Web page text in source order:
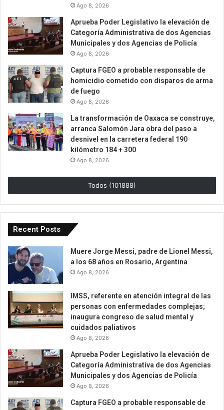
Ago 8, 2026
Aprueba Poder Legislativo la elevación de
Categoría Administrativa de dos Agencias
Municipales y dos Agencias de Policía
Ago 8, 2026
Captura FGEO a probable responsable de
homicidio cometido con disparos de arma
de fuego
Ago 8, 2026
La transformación de Oaxaca se construye,
arranca Salomón Jara obra del paso a
desnivel en la carretera federal 190
kilómetro 184 + 300
Ago 8, 2026
Todos (101888)
Recent Posts
Muere Jorge Messi, padre de Lionel Messi,
a los 68 años en Rosario, Argentina
Ago 8, 2026
IMSS, referente en atención integral de las
personas con enfermedades complejas;
inaugura congreso de salud mental y
cuidados paliativos
Ago 8, 2026
Aprueba Poder Legislativo la elevación de
Categoría Administrativa de dos Agencias
Municipales y dos Agencias de Policía
Ago 8, 2026
Captura FGEO a probable responsable de